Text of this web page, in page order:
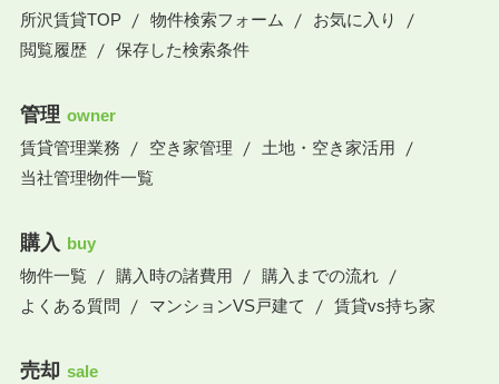
所沢賃貸TOP
物件検索フォーム
お気に入り
閲覧履歴
保存した検索条件
管理 owner
賃貸管理業務
空き家管理
土地・空き家活用
当社管理物件一覧
購入 buy
物件一覧
購入時の諸費用
購入までの流れ
よくある質問
マンションVS戸建て 賃貸vs持ち家
売却 sale